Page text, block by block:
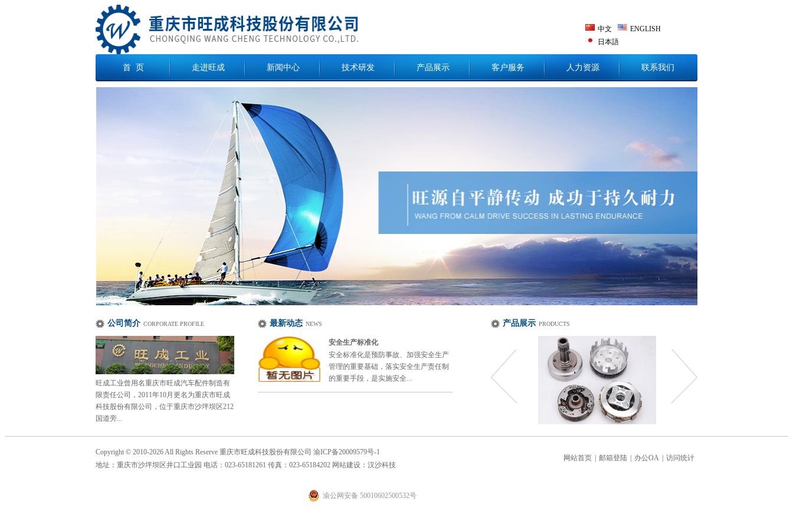
中文
ENGLISH
日本語
首 页 走进旺成 新闻中心 技术研发 产品展示 客户服务 人力资源 联系我们
公司简介 CORPORATE PROFILE
旺成工业曾用名重庆市旺成汽车配件制造有
限责任公司，2011年10月更名为重庆市旺成
科技股份有限公司，位于重庆市沙坪坝区212
国道旁...
最新动态 NEWS
安全生产标准化
安全标准化是预防事故、加强安全生产
管理的重要基础，落实安全生产责任制
的重要手段，是实施安全...
产品展示 PRODUCTS
Copyright © 2010-2026 All Rights Reserve 重庆市旺成科技股份有限公司 渝ICP备20009579号-1
地址：重庆市沙坪坝区井口工业园 电话：023-65181261 传真：023-65184202 网站建设： 汉沙科技
网站首页 邮箱登陆 办公OA 访问统计
渝公网安备 50010602500532号